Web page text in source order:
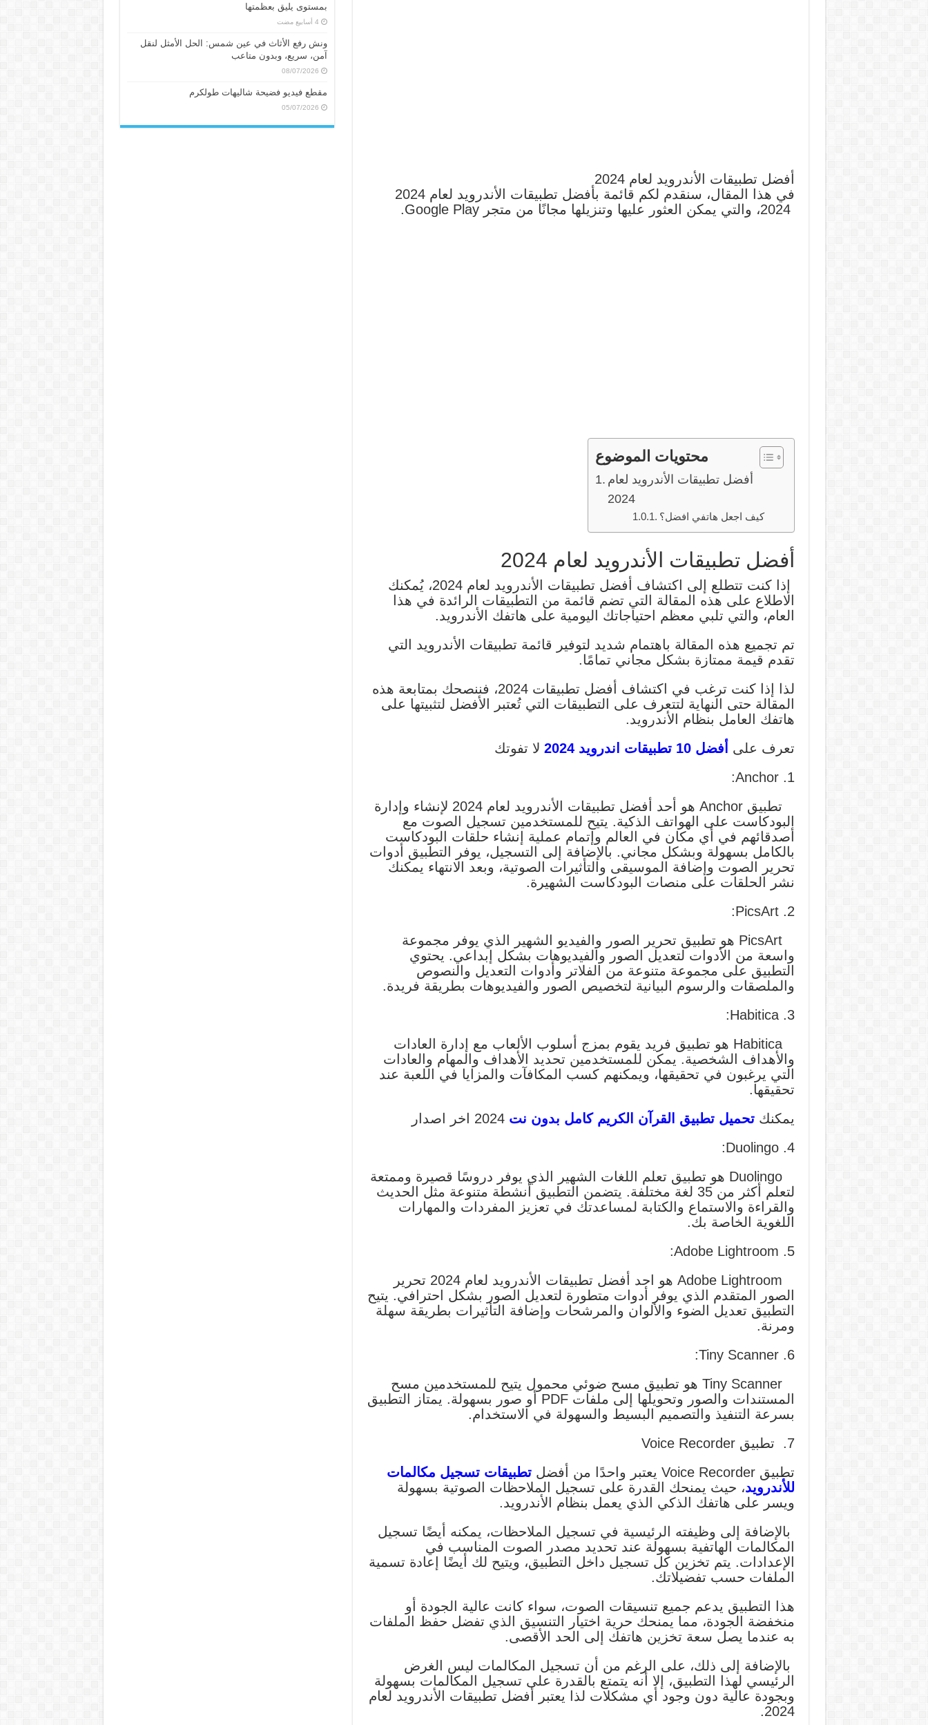
أفضل تطبيقات الأندرويد لعام 2024
في هذا المقال، سنقدم لكم قائمة بأفضل تطبيقات الأندرويد لعام 2024
2024، والتي يمكن العثور عليها وتنزيلها مجانًا من متجر Google Play.
محتويات الموضوع
أفضل تطبيقات الأندرويد لعام
2024
كيف اجعل هاتفي افضل؟
أفضل تطبيقات الأندرويد لعام 2024
إذا كنت تتطلع إلى اكتشاف أفضل تطبيقات الأندرويد لعام 2024، يُمكنك
الاطلاع على هذه المقالة التي تضم قائمة من التطبيقات الرائدة في هذا
العام، والتي تلبي معظم احتياجاتك اليومية على هاتفك الأندرويد.
تم تجميع هذه المقالة باهتمام شديد لتوفير قائمة تطبيقات الأندرويد التي
تقدم قيمة ممتازة بشكل مجاني تمامًا.
لذا إذا كنت ترغب في اكتشاف أفضل تطبيقات 2024، فننصحك بمتابعة هذه
المقالة حتى النهاية لتتعرف على التطبيقات التي تُعتبر الأفضل لتثبيتها على
هاتفك العامل بنظام الأندرويد.
تعرف على
أفضل 10 تطبيقات اندرويد 2024
لا تفوتك
1. Anchor:
تطبيق Anchor هو أحد أفضل تطبيقات الأندرويد لعام 2024 لإنشاء وإدارة
البودكاست على الهواتف الذكية. يتيح للمستخدمين تسجيل الصوت مع
أصدقائهم في أي مكان في العالم وإتمام عملية إنشاء حلقات البودكاست
بالكامل بسهولة وبشكل مجاني. بالإضافة إلى التسجيل، يوفر التطبيق أدوات
تحرير الصوت وإضافة الموسيقى والتأثيرات الصوتية، وبعد الانتهاء يمكنك
نشر الحلقات على منصات البودكاست الشهيرة.
2. PicsArt:
PicsArt هو تطبيق تحرير الصور والفيديو الشهير الذي يوفر مجموعة
واسعة من الأدوات لتعديل الصور والفيديوهات بشكل إبداعي. يحتوي
التطبيق على مجموعة متنوعة من الفلاتر وأدوات التعديل والنصوص
والملصقات والرسوم البيانية لتخصيص الصور والفيديوهات بطريقة فريدة.
3. Habitica:
Habitica هو تطبيق فريد يقوم بمزج أسلوب الألعاب مع إدارة العادات
والأهداف الشخصية. يمكن للمستخدمين تحديد الأهداف والمهام والعادات
التي يرغبون في تحقيقها، ويمكنهم كسب المكافآت والمزايا في اللعبة عند
تحقيقها.
يمكنكتحميل تطبيق القرآن الكريم كامل بدون نت 2024 اخر اصدار
4. Duolingo:
Duolingo هو تطبيق تعلم اللغات الشهير الذي يوفر دروسًا قصيرة وممتعة
لتعلم أكثر من 35 لغة مختلفة. يتضمن التطبيق أنشطة متنوعة مثل الحديث
والقراءة والاستماع والكتابة لمساعدتك في تعزيز المفردات والمهارات
اللغوية الخاصة بك.
5. Adobe Lightroom:
Adobe Lightroom هو احد أفضل تطبيقات الأندرويد لعام 2024 تحرير
الصور المتقدم الذي يوفر أدوات متطورة لتعديل الصور بشكل احترافي. يتيح
التطبيق تعديل الضوء والألوان والمرشحات وإضافة التأثيرات بطريقة سهلة
ومرنة.
6. Tiny Scanner:
Tiny Scanner هو تطبيق مسح ضوئي محمول يتيح للمستخدمين مسح
المستندات والصور وتحويلها إلى ملفات PDF أو صور بسهولة. يمتاز التطبيق
بسرعة التنفيذ والتصميم البسيط والسهولة في الاستخدام.
7. تطبيق Voice Recorder
تطبيق Voice Recorder يعتبر واحدًا من أفضل
تطبيقات تسجيل مكالمات
للأندرويد، حيث يمنحك القدرة على تسجيل الملاحظات الصوتية بسهولة
ويسر على هاتفك الذكي الذي يعمل بنظام الأندرويد.
بالإضافة إلى وظيفته الرئيسية في تسجيل الملاحظات، يمكنه أيضًا تسجيل
المكالمات الهاتفية بسهولة عند تحديد مصدر الصوت المناسب في
الإعدادات. يتم تخزين كل تسجيل داخل التطبيق، ويتيح لك أيضًا إعادة تسمية
الملفات حسب تفضيلاتك.
هذا التطبيق يدعم جميع تنسيقات الصوت، سواء كانت عالية الجودة أو
منخفضة الجودة، مما يمنحك حرية اختيار التنسيق الذي تفضل حفظ الملفات
به عندما يصل سعة تخزين هاتفك إلى الحد الأقصى.
بالإضافة إلى ذلك، على الرغم من أن تسجيل المكالمات ليس الغرض
الرئيسي لهذا التطبيق، إلا أنه يتمتع بالقدرة على تسجيل المكالمات بسهولة
وبجودة عالية دون وجود أي مشكلات لذا يعتبر أفضل تطبيقات الأندرويد لعام
2024.
بمستوى يليق بعظمتها
ونش رفع الأثاث في عين شمس: الحل الأمثل لنقل
آمن، سريع، وبدون متاعب
08/07/2026
مقطع فيديو فضيحة شاليهات طولكرم
05/07/2026